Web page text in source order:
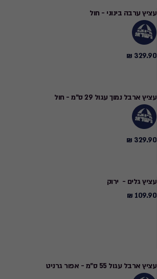
עציץ ערבה בינוני - חול
329.90
329.90 ₪
עציץ ארבל נמוך עגול 29 ס"מ - חול
329.90
329.90 ₪
עציץ גלים - ירוק
109.90
109.90 ₪
עציץ ארבל עגול 55 ס"מ - אפור גרניט